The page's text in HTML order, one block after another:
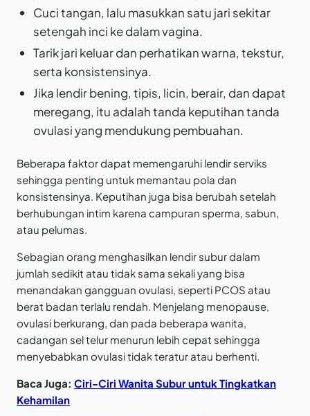
Cuci tangan, lalu masukkan satu jari sekitar
setengah inci ke dalam vagina.
Tarik jari keluar dan perhatikan warna, tekstur,
serta konsistensinya.
Jika lendir bening, tipis, licin, berair, dan dapat
meregang, itu adalah tanda keputihan tanda
ovulasi yang mendukung pembuahan.
Beberapa faktor dapat memengaruhi lendir serviks
sehingga penting untuk memantau pola dan
konsistensinya. Keputihan juga bisa berubah setelah
berhubungan intim karena campuran sperma, sabun,
atau pelumas.
Sebagian orang menghasilkan lendir subur dalam
jumlah sedikit atau tidak sama sekali yang bisa
menandakan gangguan ovulasi, seperti PCOS atau
berat badan terlalu rendah. Menjelang menopause,
ovulasi berkurang, dan pada beberapa wanita,
cadangan sel telur menurun lebih cepat sehingga
menyebabkan ovulasi tidak teratur atau berhenti.
Baca Juga: Ciri-Ciri Wanita Subur untuk Tingkatkan
Kehamilan